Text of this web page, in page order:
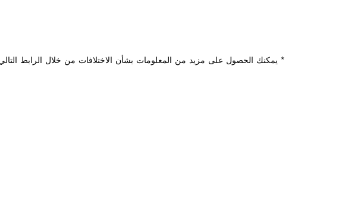
* يمكنك الحصول على مزيد من المعلومات بشأن الاختلافات من خلال الرابط